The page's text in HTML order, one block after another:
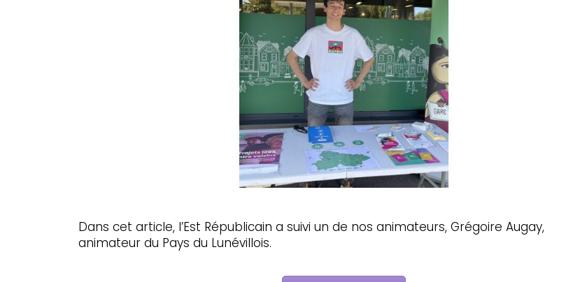
Dans cet article, l’Est Républicain a suivi un de nos animateurs, Grégoire Augay,
animateur du Pays du Lunévillois.